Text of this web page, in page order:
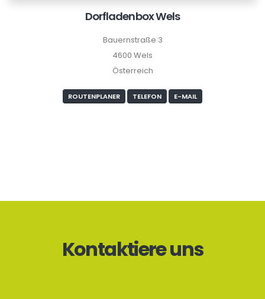
Dorfladenbox Wels
Bauernstraße 3
4600 Wels
Österreich
ROUTENPLANER TELEFON E-MAIL
Kontaktiere uns